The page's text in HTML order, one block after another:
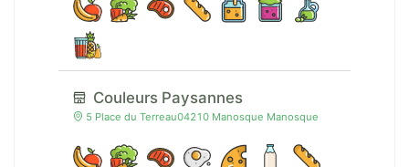
Couleurs Paysannes
5 Place du Terreau04210 Manosque Manosque